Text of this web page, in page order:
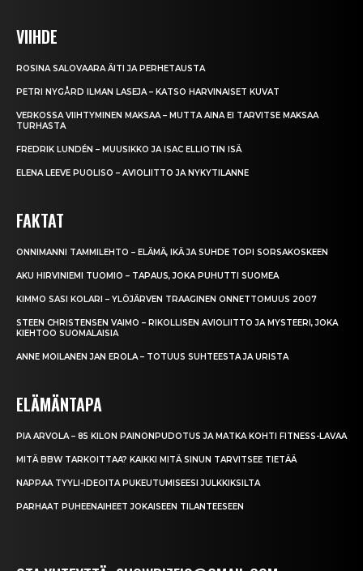
VIIHDE
ROSINA SALOVAARA ÄITI JA PERHETAUSTA
PETRI NYGÅRD ILMAN LASEJA – KATSO HARVINAISET KUVAT
VERKOSSA VIIHTYMINEN MAKSAA – MUTTA AINA EI TARVITSE MAKSAA
TURHASTA
FREDRIK LUNDÉN – MUUSIKKO JA ISAC ELLIOTIN ISÄ
ELENA LEEVE PUOLISO – AVIOLIITTO JA NYKYTILANNE
FAKTAT
ONNIMANNI TAMMILEHTO – ELÄMÄ, IKÄ JA SUHDE TOPI SORSAKOSKEEN
AKU HIRVINIEMI TUOMIO – TAPAUS, JOKA PUHUTTI SUOMEA
KIMMO SASI KOLARI – YLÖJÄRVEN TRAAGINEN ONNETTOMUUS 2007
STEEN CHRISTENSEN VAIMO – RIKOLLISEN AVIOLIITTO JA MYSTEERI, JOKA
KIEHTOO SUOMALAISIA
ANNE MOILANEN JAN EROLA – TOTUUS SUHTEESTA JA URISTA
ELÄMÄNTAPA
PIA ARVOLA – 85 KILON PAINONPUDOTUS JA MATKA KOHTI FITNESS-LAVAA
MITÄ BBW TARKOITTAA? KAIKKI MITÄ SINUN TARVITSEE TIETÄÄ
NAPPAA TYYLI-IDEOITA PUKEUTUMISEESI JULKKIKSILTA
PARHAAT PUHEENAIHEET JOKAISEEN TILANTEESEEN